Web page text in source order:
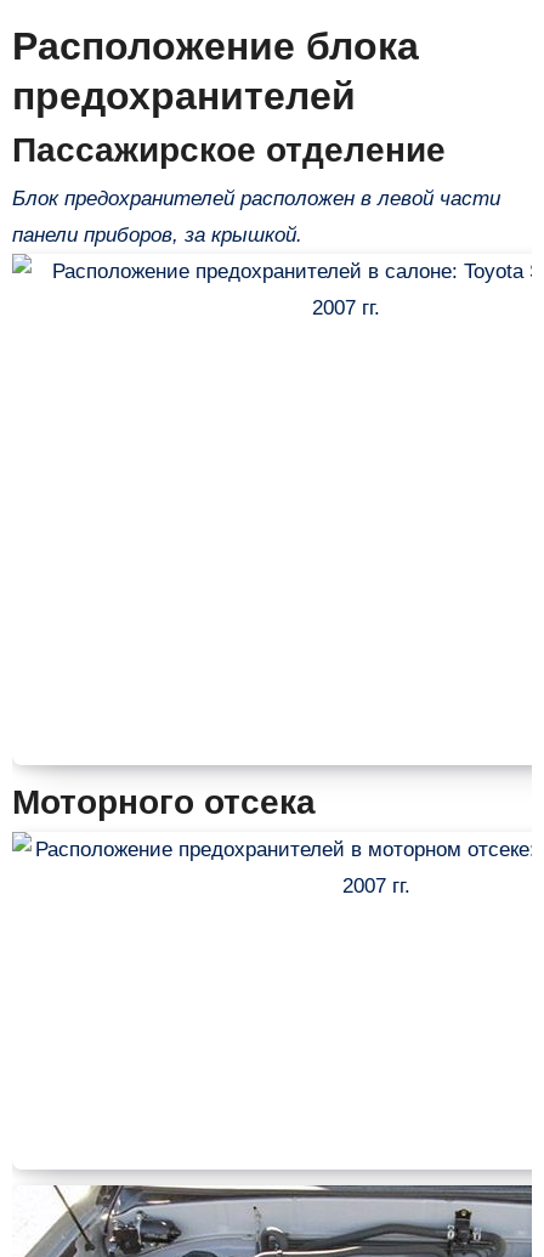
Расположение блока
предохранителей
Пассажирское отделение
Блок предохранителей расположен в левой части
панели приборов, за крышкой.
Моторного отсека